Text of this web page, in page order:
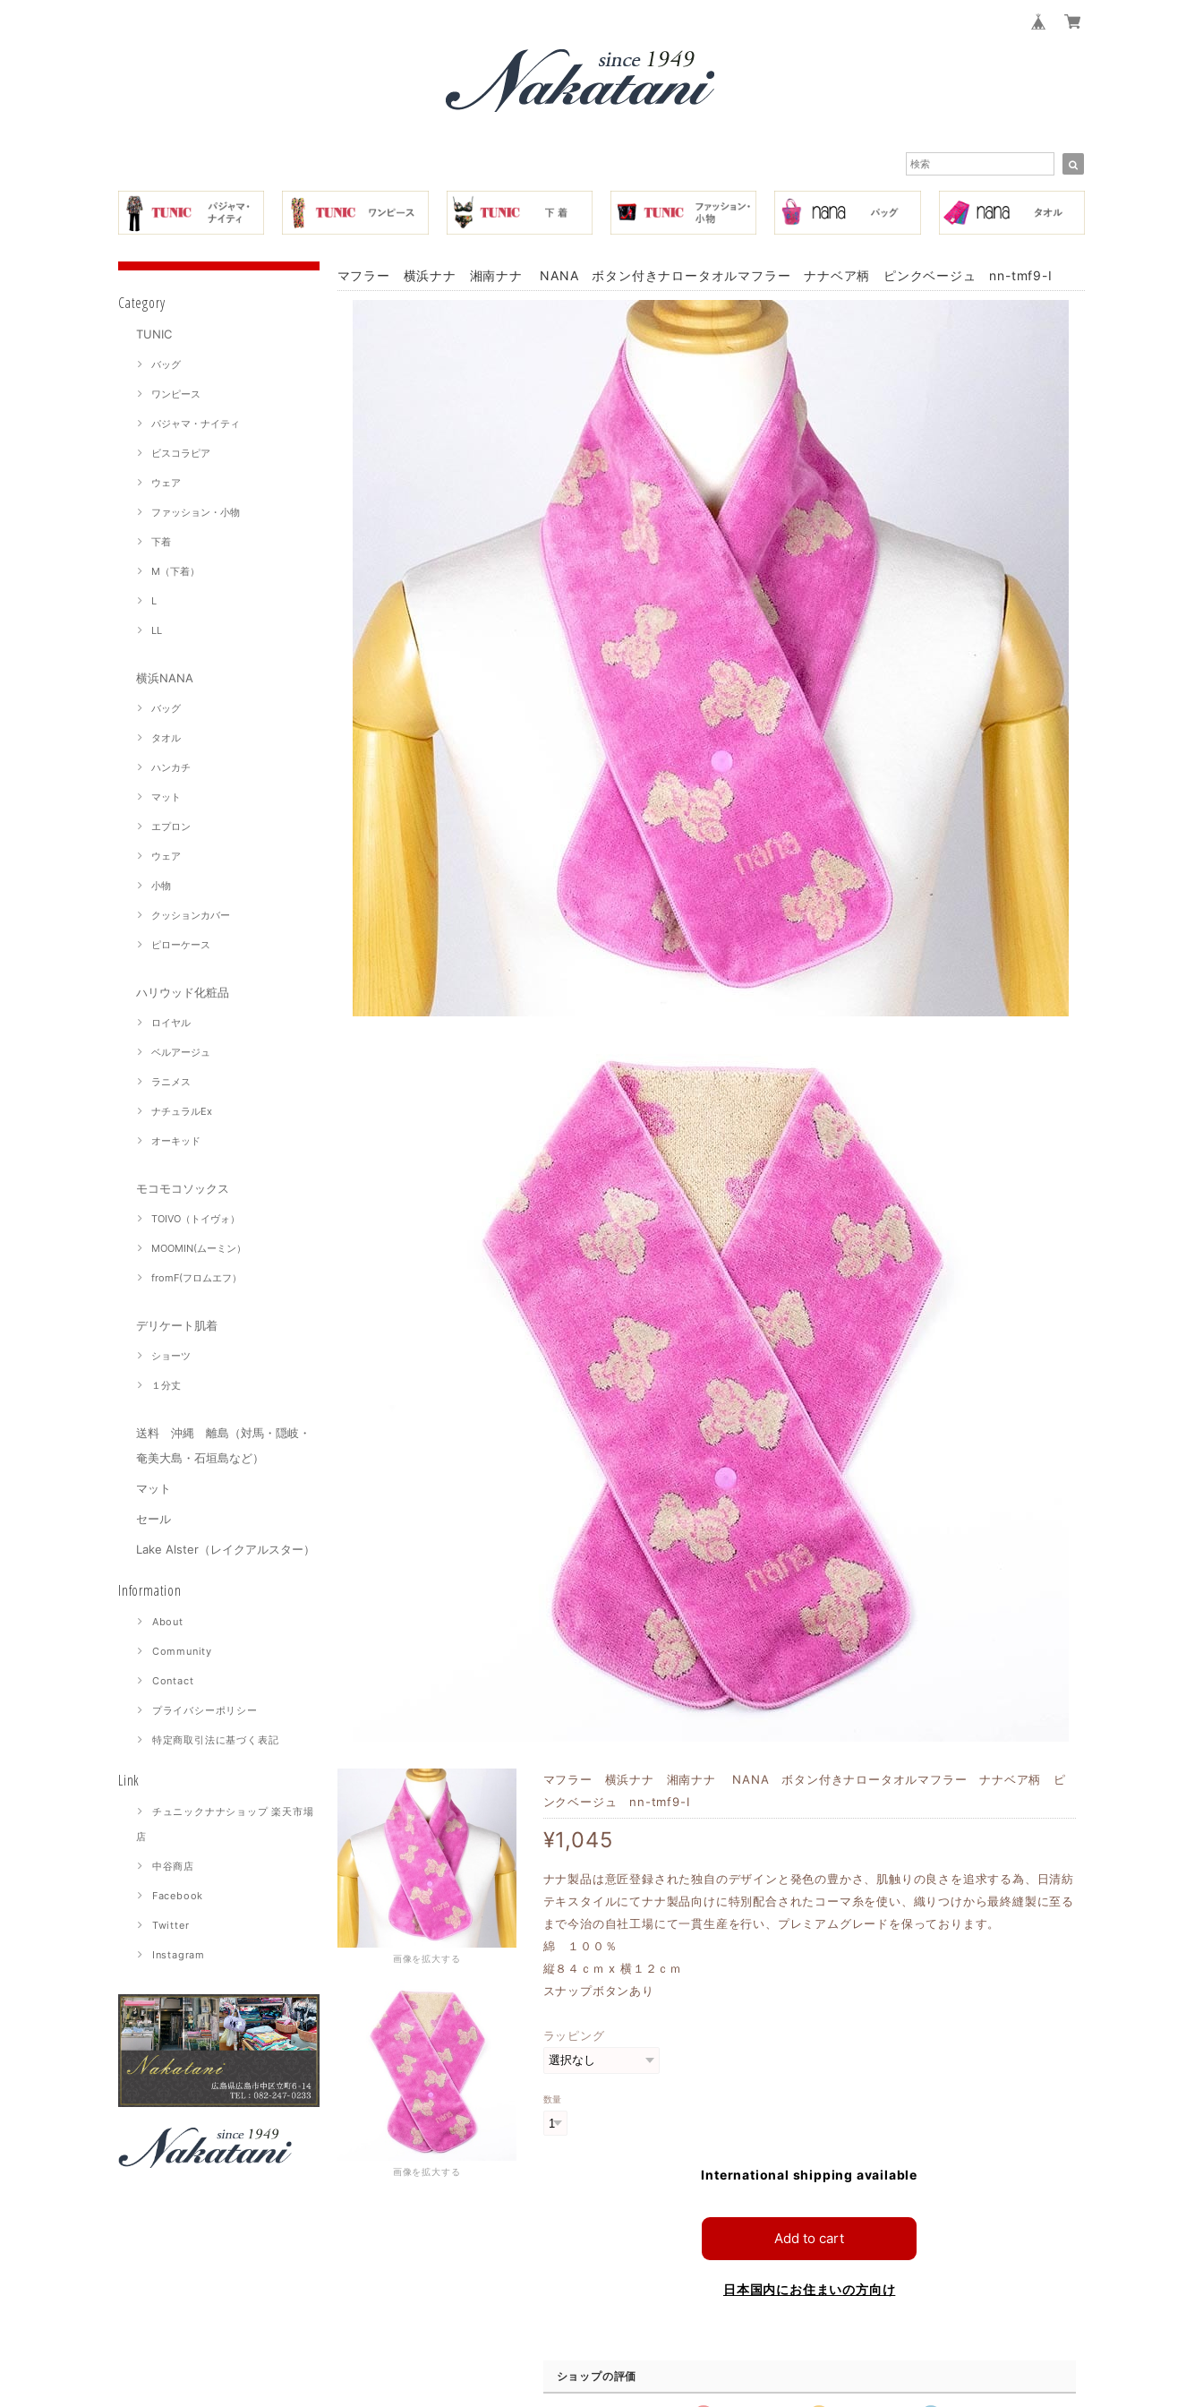
Category
TUNIC
バッグ
ワンピース
パジャマ・ナイティ
ビスコラピア
ウェア
ファッション・小物
下着
M（下着）
L
LL
横浜NANA
バッグ
タオル
ハンカチ
マット
エプロン
ウェア
小物
クッションカバー
ピローケース
ハリウッド化粧品
ロイヤル
ベルアージュ
ラニメス
ナチュラルEx
オーキッド
モコモコソックス
TOIVO（トイヴォ）
MOOMIN(ムーミン）
fromF(フロムエフ）
デリケート肌着
ショーツ
１分丈
送料 沖縄 離島（対馬・隠岐・
奄美大島・石垣島など）
マット
セール
Lake Alster（レイクアルスター）
Information
About
Community
Contact
プライバシーポリシー
特定商取引法に基づく表記
Link
チュニックナナショップ 楽天市場
店
中谷商店
Facebook
Twitter
Instagram
マフラー 横浜ナナ 湘南ナナ NANA ボタン付きナロータオルマフラー ナナベア柄 ピンクベージュ nn-tmf9-I
画像を拡大する
画像を拡大する
マフラー 横浜ナナ 湘南ナナ NANA ボタン付きナロータオルマフラー ナナベア柄 ピ
ンクベージュ nn-tmf9-I
¥1,045
ナナ製品は意匠登録された独自のデザインと発色の豊かさ、肌触りの良さを追求する為、日清紡
テキスタイルにてナナ製品向けに特別配合されたコーマ糸を使い、織りつけから最終縫製に至る
まで今治の自社工場にて一貫生産を行い、プレミアムグレードを保っております。
綿 １００％
縦８４ｃｍ x 横１２ｃｍ
スナップボタンあり
ラッピング
数量
International shipping available
Add to cart
日本国内にお住まいの方向け
ショップの評価